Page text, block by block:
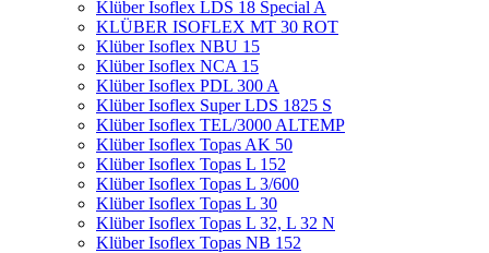
Klüber Isoflex LDS 18 Special A
KLÜBER ISOFLEX MT 30 ROT
Klüber Isoflex NBU 15
Klüber Isoflex NCA 15
Klüber Isoflex PDL 300 A
Klüber Isoflex Super LDS 1825 S
Klüber Isoflex TEL/3000 ALTEMP
Klüber Isoflex Topas AK 50
Klüber Isoflex Topas L 152
Klüber Isoflex Topas L 3/600
Klüber Isoflex Topas L 30
Klüber Isoflex Topas L 32, L 32 N
Klüber Isoflex Topas NB 152